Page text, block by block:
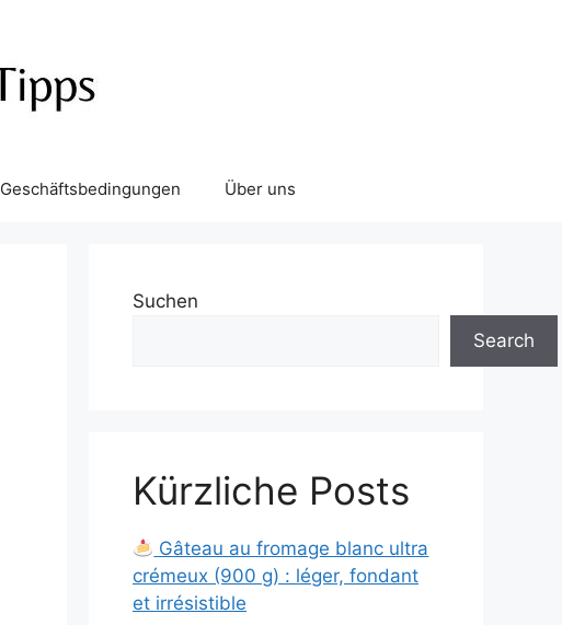
Geschäftsbedingungen Über uns
Suchen
Search
Kürzliche Posts
Gâteau au fromage blanc ultra
crémeux (900 g) : léger, fondant
et irrésistible